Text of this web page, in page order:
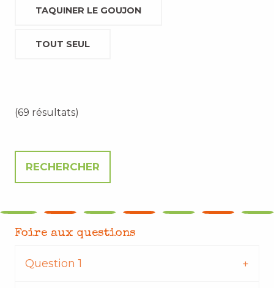
TAQUINER LE GOUJON
TOUT SEUL
(69 résultats)
Foire aux questions
Question 1